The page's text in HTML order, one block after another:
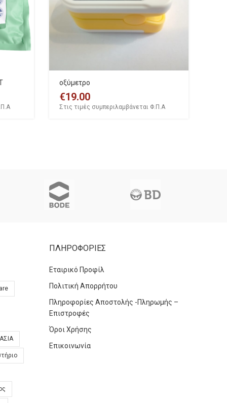
οξύμετρο
€19.00
Στις τιμές συμπεριλαμβάνεται Φ.Π.Α
ΠΛΗΡΟΦΟΡΙΕΣ
Εταιρικό Προφίλ
Πολιτική Απορρήτου
Πληροφορίες Αποστολής -Πληρωμής –
Επιστροφές
Όροι Χρήσης
Επικοινωνία